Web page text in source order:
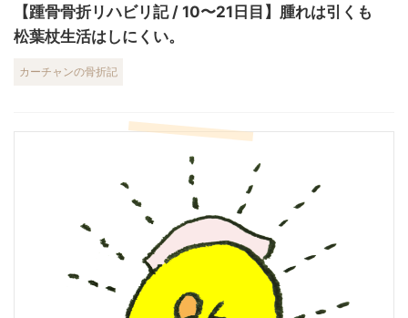
【踵骨骨折リハビリ記 / 10〜21日目】腫れは引くも
松葉杖生活はしにくい。
カーチャンの骨折記